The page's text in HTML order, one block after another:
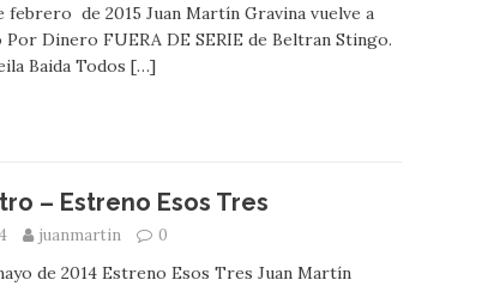
febrero de 2015 Juan Martín Gravina vuelve a
Dinero FUERA DE SERIE de Beltran Stingo.
Baida Todos […]
– Estreno Esos Tres
juanmartin 0
de 2014 Estreno Esos Tres Juan Martín